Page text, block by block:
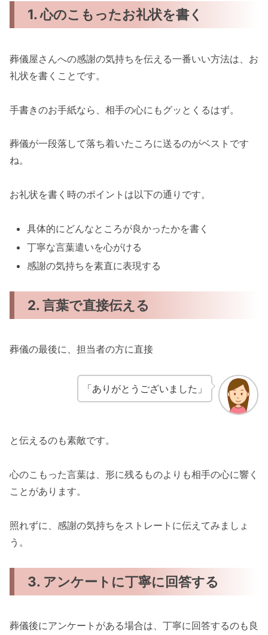
1. 心のこもったお礼状を書く
葬儀屋さんへの感謝の気持ちを伝える一番いい方法は、お
礼状を書くことです。
手書きのお手紙なら、相手の心にもグッとくるはず。
葬儀が一段落して落ち着いたころに送るのがベストです
ね。
お礼状を書く時のポイントは以下の通りです。
具体的にどんなところが良かったかを書く
丁寧な言葉遣いを心がける
感謝の気持ちを素直に表現する
2. 言葉で直接伝える
葬儀の最後に、担当者の方に直接
「ありがとうございました」
と伝えるのも素敵です。
心のこもった言葉は、形に残るものよりも相手の心に響く
ことがあります。
照れずに、感謝の気持ちをストレートに伝えてみましょ
う。
3. アンケートに丁寧に回答する
葬儀後にアンケートがある場合は、丁寧に回答するのも良